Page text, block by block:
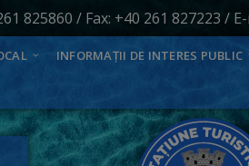
825860 / Fax: +40 261 827223 /
INFORMAȚII DE INTERES PUBLIC